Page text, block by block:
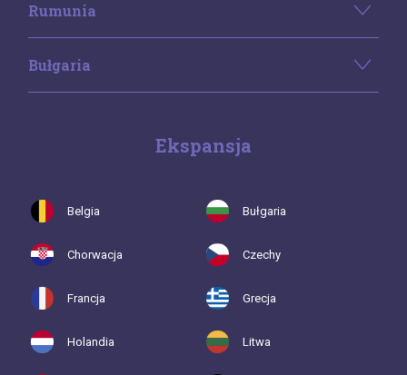
Rumunia
Bułgaria
Ekspansja
Belgia Bułgaria
Chorwacja Czechy
Francja Grecja
Holandia Litwa